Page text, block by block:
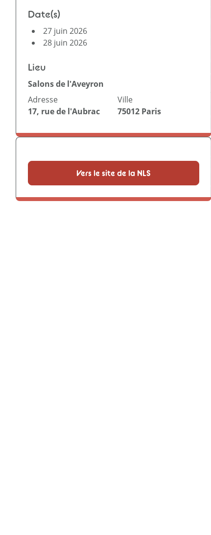
Date(s)
27 juin 2026
28 juin 2026
Lieu
Salons de l'Aveyron
Adresse
17, rue de l'Aubrac
Ville
75012 Paris
Vers le site de la NLS